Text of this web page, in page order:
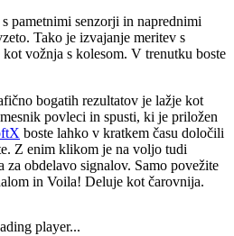
s pametnimi senzorji in naprednimi
Tako je izvajanje meritev s
vožnja s kolesom. V trenutku boste
bogatih rezultatov je lažje kot
povleci in spusti, ki je priložen
boste lahko v kratkem času določili
Z enim klikom je na voljo tudi
za obdelavo signalov. Samo povežite
in Voila! Deluje kot čarovnija.
player...